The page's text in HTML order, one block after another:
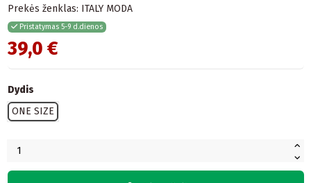
Prekės ženklas: ITALY MODA
Pristatymas 5-9 d.dienos
39,0 €
Dydis
ONE SIZE